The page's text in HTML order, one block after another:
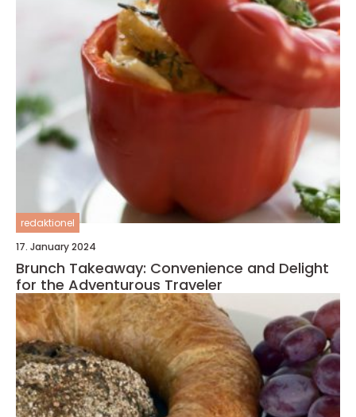
redaktionel
17. January 2024
Brunch Takeaway: Convenience and Delight
for the Adventurous Traveler